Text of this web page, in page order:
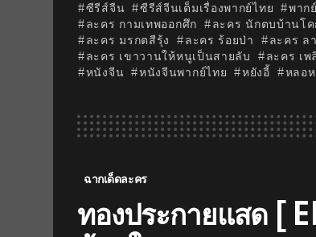
ซีรีส์จีน
ซีรีส์จีนเต็มเรื่องพากย์ไทย พาก
ละคร กามเทพออกศึก
ละคร นักตบบ้านโค
ละคร มรกตสีรุ้ง
ละคร ร้อยป่า ละคร ล
ละคร เขาวานให้หนูเป็นสายลับ
ละคร เพ
หนังจีน
หนังจีนพากย์ไทย หยังอี้ หลอ
ฉากเด็ดละคร
ทองประกายแสด [